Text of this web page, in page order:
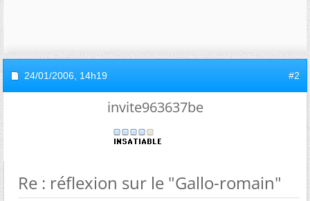
24/01/2006, 14h19 #2
invite963637be
Re : réflexion sur le "Gallo-romain"